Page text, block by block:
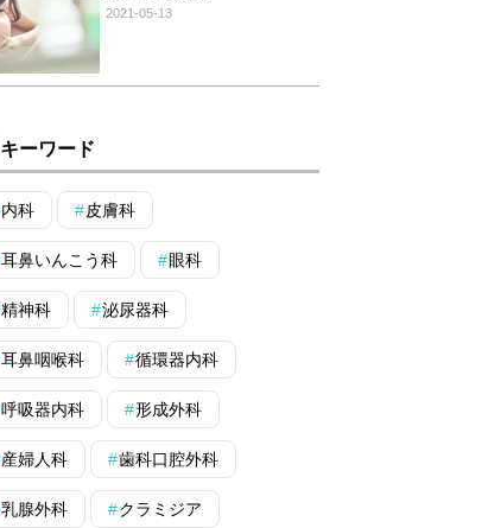
2021-05-13
キーワード
内科 皮膚科
耳鼻いんこう科 眼科
精神科 泌尿器科
耳鼻咽喉科 循環器内科
呼吸器内科 形成外科
産婦人科 歯科口腔外科
乳腺外科 クラミジア